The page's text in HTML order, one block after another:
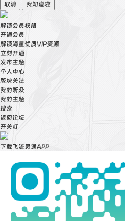
取消
我知道啦
解锁会员权限
开通会员
解锁海量优质VIP资源
立刻开通
发布主题
个人中心
版块关注
我的听众
我的主题
搜索
返回论坛
开关灯
下载飞流灵通APP